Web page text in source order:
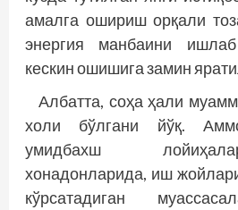
амалга ошириш орқали
энергия манбаини
кескин ошишига замин
Албатта, соҳа ҳали
холи бўлгани йўқ.
умидбахш
хонадонларида, иш
кўрсатадиган